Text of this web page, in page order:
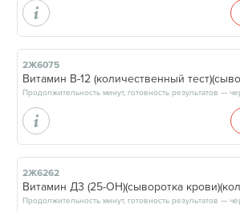
2Ж6075
Витамин В-12 (количественный
2Ж6262
Витамин Д3 (25-ОН)(сыворотка